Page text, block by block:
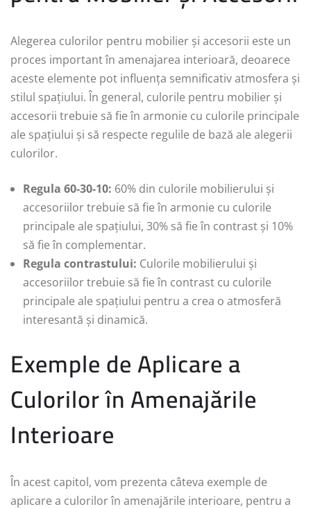
Alegerea culorilor pentru mobilier și accesorii este un
proces important în amenajarea interioară, deoarece
aceste elemente pot influența semnificativ atmosfera și
stilul spațiului. În general, culorile pentru mobilier și
accesorii trebuie să fie în armonie cu culorile principale
ale spațiului și să respecte regulile de bază ale alegerii
culorilor.
Regula 60-30-10: 60% din culorile mobilierului și
accesoriilor trebuie să fie în armonie cu culorile
principale ale spațiului, 30% să fie în contrast și 10%
să fie în complementar.
Regula contrastului: Culorile mobilierului și
accesoriilor trebuie să fie în contrast cu culorile
principale ale spațiului pentru a crea o atmosferă
interesantă și dinamică.
Exemple de Aplicare a
Culorilor în Amenajările
Interioare
În acest capitol, vom prezenta câteva exemple de
aplicare a culorilor în amenajările interioare, pentru a